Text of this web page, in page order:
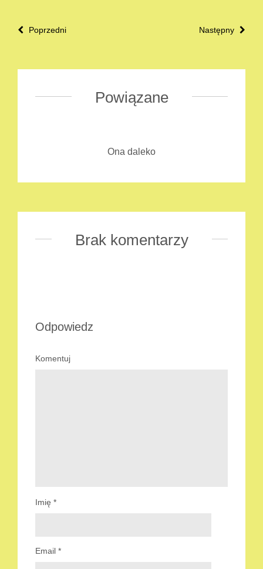
Następny
Poprzedni
Powiązane
Ona daleko
Brak komentarzy
Odpowiedz
Komentuj
Imię *
Email *